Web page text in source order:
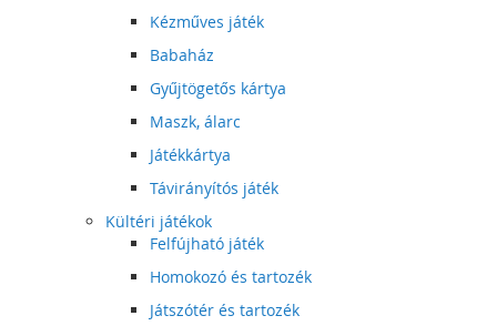
Kézműves játék
Babaház
Gyűjtögetős kártya
Maszk, álarc
Játékkártya
Távirányítós játék
Kültéri játékok
Felfújható játék
Homokozó és tartozék
Játszótér és tartozék